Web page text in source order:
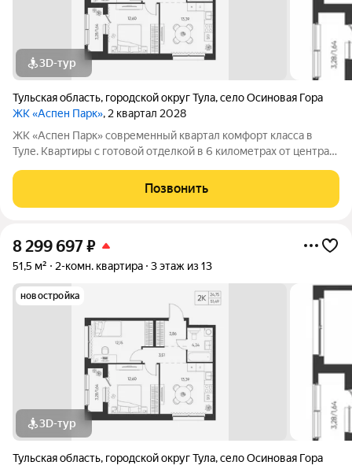
3D-тур
Тульская область, городской округ Тула,село Осиновая Гора
ЖК «Аспен Парк», 2 квартал 2028
ЖК «Аспен Парк» современный квартал комфорт класса в
Туле. Квартиры с готовой отделкой в 6 километрах от центра
корпуса высотой от 9 до 13 этажей. Фасады домов воплощают
образ древесной коры.
Позвонить
8 299 697₽
51,5 м² 2-комн. квартира 3 этаж из 13
новостройка
3D-тур
Тульская область, городской округ Тула,село Осиновая Гора